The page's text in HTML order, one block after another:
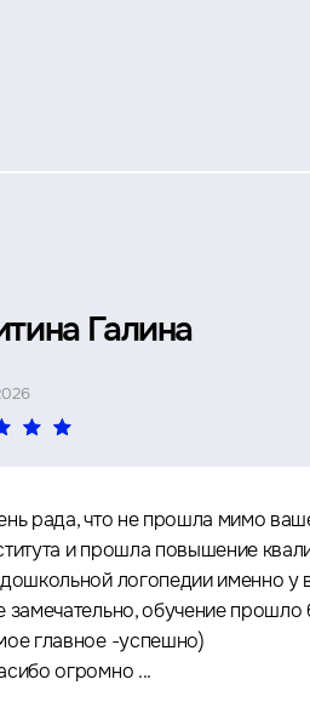
Галина
рада, что не прошла мимо
и прошла повышение
логопедии именно у
замечательно, обучение прошло
главное -успешно)
огромно ...